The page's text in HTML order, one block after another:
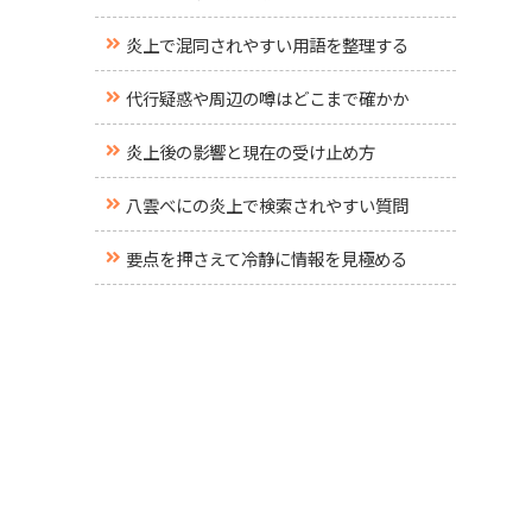
炎上で混同されやすい用語を整理する
代行疑惑や周辺の噂はどこまで確かか
炎上後の影響と現在の受け止め方
八雲べにの炎上で検索されやすい質問
要点を押さえて冷静に情報を見極める